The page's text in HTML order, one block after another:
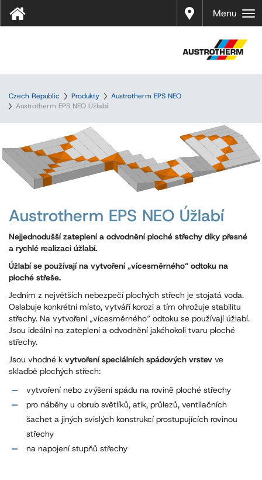
Prodej
Menu
Czech Republic Produkty
Austrotherm EPS NEO
Austrotherm EPS NEO Úžlabí
Austrotherm EPS NEO Úžlabí
Nejjednodušší zateplení a odvodnění ploché střechy díky přesné
a rychlé realizaci úžlabí.
Úžlabí se používají na vytvoření „vícesměrného“ odtoku na
ploché střeše.
Jedním z největších nebezpečí plochých střech je stojatá voda.
Oslabuje konkrétní místo, vytváří korozi a tím ohrožuje stabilitu
střechy. Na vytvoření „vícesměrného“ odtoku se používají úžlabí.
Jsou ideální na zateplení a odvodnění jakéhokoli tvaru ploché
střechy.
Jsou vhodné k vytvoření speciálních spádových vrstev ve
skladbě plochých střech:
vytvoření nebo zvýšení spádu na rovině ploché střechy
pro náběhy u obrub světlíků, atik, průlezů, ventilačních
šachet a jiných svislých konstrukcí prostupujících rovinou
střechy
na napojení stupňů střechy